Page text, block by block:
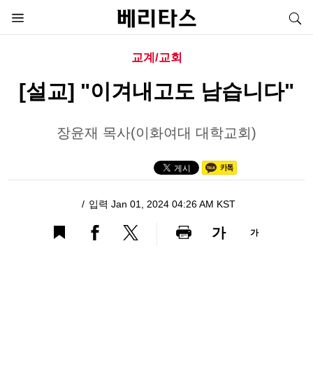
교계/교회
[설교] "이겨내고도 남습니다"
장윤재 목사(이화여대 대학교회)
입력 Jan 01, 2024 04:26 AM KST
가 가